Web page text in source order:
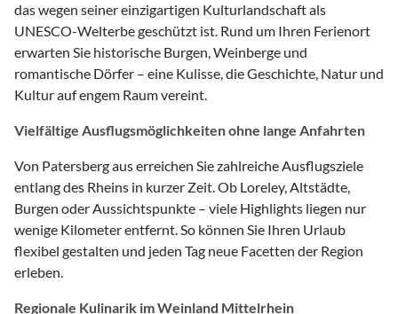
das wegen seiner einzigartigen Kulturlandschaft als
UNESCO-Welterbe geschützt ist. Rund um Ihren Ferienort
erwarten Sie historische Burgen, Weinberge und
romantische Dörfer – eine Kulisse, die Geschichte, Natur und
Kultur auf engem Raum vereint.
Vielfältige Ausflugsmöglichkeiten ohne lange Anfahrten
Von Patersberg aus erreichen Sie zahlreiche Ausflugsziele
entlang des Rheins in kurzer Zeit. Ob Loreley, Altstädte,
Burgen oder Aussichtspunkte – viele Highlights liegen nur
wenige Kilometer entfernt. So können Sie Ihren Urlaub
flexibel gestalten und jeden Tag neue Facetten der Region
erleben.
Regionale Kulinarik im Weinland Mittelrhein